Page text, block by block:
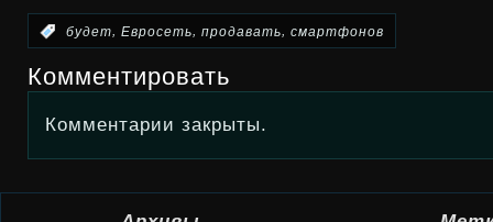
будет, Евросеть, продавать, смартфонов
Комментировать
Комментарии закрыты.